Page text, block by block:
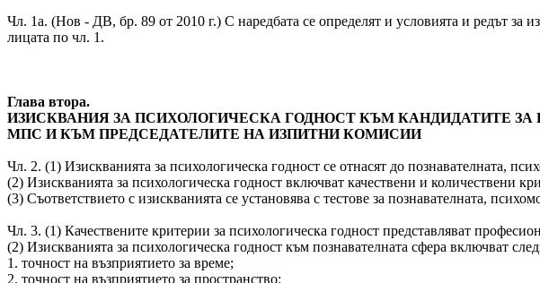
Чл. 1а. (Нов - ДВ, бр. 89 от 2010 г.) С наредбата се определят и условията и редът за
лицата по чл. 1.
Глава втора.
ИЗИСКВАНИЯ ЗА ПСИХОЛОГИЧЕСКА ГОДНОСТ КЪМ КАНДИДАТИТЕ
МПС И КЪМ ПРЕДСЕДАТЕЛИТЕ НА ИЗПИТНИ КОМИСИИ
Чл. 2. (1) Изискванията за психологическа годност се отнасят до познавателната,
(2) Изискванията за психологическа годност включват качествени и количествени
(3) Съответствието с изискванията се установява с тестове за познавателната,
Чл. 3. (1) Качествените критерии за психологическа годност представляват
(2) Изискванията за психологическа годност към познавателната сфера включват
1. точност на възприятието за време;
2. точност на възприятието за пространство;